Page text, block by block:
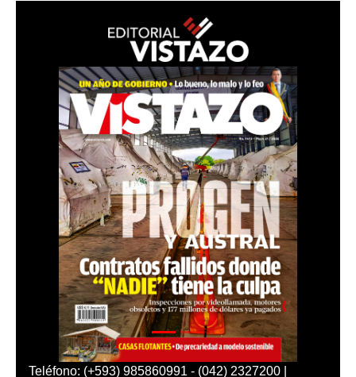
Teléfono: (+593) 985860991 - (042) 2327200 |